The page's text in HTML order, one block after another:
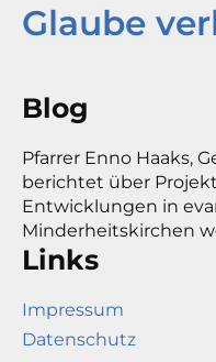
Glaube
Blog
Pfarrer Enno Haaks,
berichtet über
Entwicklungen in
Minderheitskirchen
Links
Impressum
Datenschutz